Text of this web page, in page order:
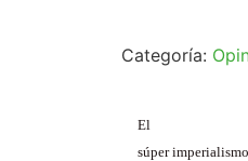
Categoría:
El
súper